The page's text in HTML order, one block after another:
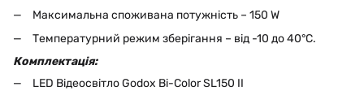
Максимальна споживана потужність – 150 W
Температурний режим зберігання – від -10 до 40°C.
Комплектація:
LED Відеосвітло Godox Bi-Color SL150 II